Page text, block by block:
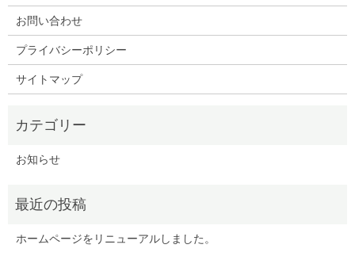
お問い合わせ
プライバシーポリシー
サイトマップ
お知らせ
ホームページをリニューアルしました。